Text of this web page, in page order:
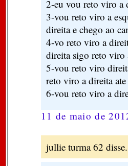
2-eu vou reto viro a
3-vou reto viro a
direita e chego ao
4-vo reto viro a
direita sigo reto viro
5-vou reto viro
reto viro a direita
6-vou reto viro a
11 de maio de
jullie turma 62